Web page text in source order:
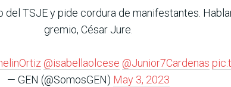
del TSJE y pide cordura de manifestantes.
gremio, César Jure.
@isabellaolcese @Junior7Cardenas
— GEN (@SomosGEN) May 3, 2023